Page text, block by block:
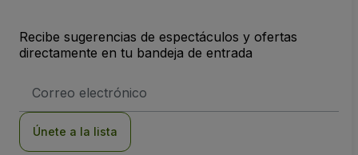
Recibe sugerencias de espectáculos y ofertas
directamente en tu bandeja de entrada
de
Únete a la lista